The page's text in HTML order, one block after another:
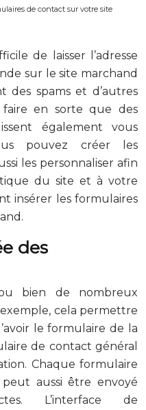
de contact sur votre site
de laisser l’adresse
sur le site marchand
des spams et d’autres
faire en sorte que des
également vous
pouvez créer les
les personnaliser afin
du site et à votre
insérer les formulaires
des
bien de nombreux
cela permettre
le formulaire de la
de contact général
Chaque formulaire
aussi être envoyé
L’interface de